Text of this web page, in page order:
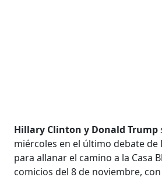
Hillary Clinton y Donald Trump
miércoles en el último debate de
para allanar el camino a la Casa
comicios del 8 de noviembre,